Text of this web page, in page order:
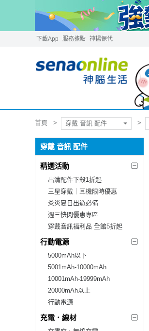
下載App 服務據點 神揚保代
首頁 穿戴 音訊 配件
穿戴 音訊 配件
精選活動
出清配件下殺1折起
三星穿戴｜耳機限時優惠
炎炎夏日出遊必備
週三快閃優惠專區
穿戴音訊福利品 全館5折起
行動電源
5000mAh以下
5001mAh-10000mAh
10001mAh-19999mAh
20000mAh以上
行動電源
充電．線材